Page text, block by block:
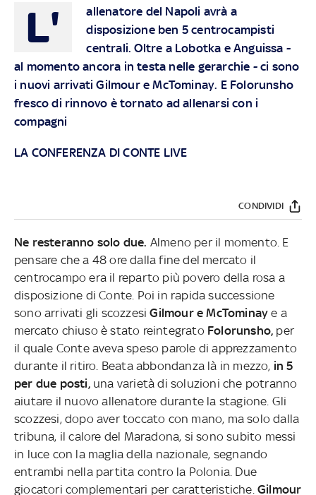
L'
allenatore del Napoli avrà a
disposizione ben 5 centrocampisti
centrali. Oltre a Lobotka e Anguissa -
al momento ancora in testa nelle gerarchie - ci sono
i nuovi arrivati Gilmour e McTominay. E Folorunsho
fresco di rinnovo è tornato ad allenarsi con i
compagni
LA CONFERENZA DI CONTE LIVE
CONDIVIDI
Ne resteranno solo due. Almeno per il momento. E
pensare che a 48 ore dalla fine del mercato il
centrocampo era il reparto più povero della rosa a
disposizione di Conte. Poi in rapida successione
sono arrivati gli scozzesiGilmour e McTominay e a
mercato chiuso è stato reintegrato Folorunsho, per
il quale Conte aveva speso parole di apprezzamento
durante il ritiro. Beata abbondanza là in mezzo, in 5
per due posti,una varietà di soluzioni che potranno
aiutare il nuovo allenatore durante la stagione. Gli
scozzesi, dopo aver toccato con mano, ma solo dalla
tribuna, il calore del Maradona, si sono subito messi
in luce con la maglia della nazionale, segnando
entrambi nella partita contro la Polonia. Due
giocatori complementari per caratteristiche. Gilmour